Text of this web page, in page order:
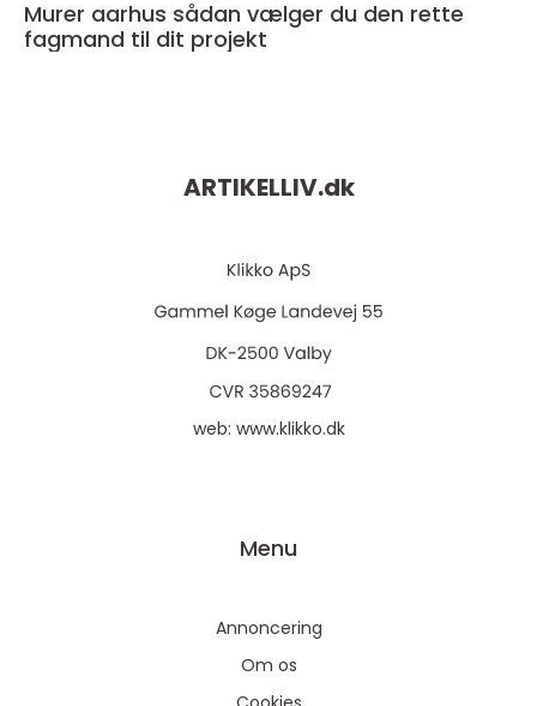
Murer aarhus sådan vælger du den rette
fagmand til dit projekt
ARTIKELLIV.dk
web: www.klikko.dk
Menu
Annoncering
Om os